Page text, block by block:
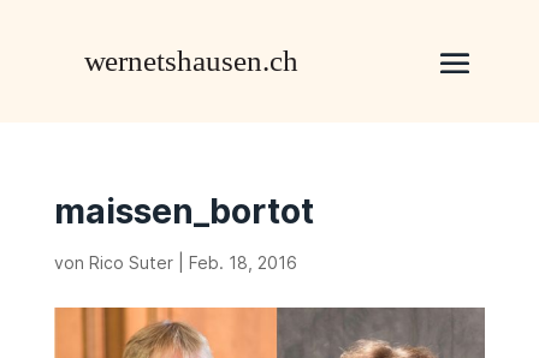
maissen_bortot
von Rico Suter| Feb. 18, 2016